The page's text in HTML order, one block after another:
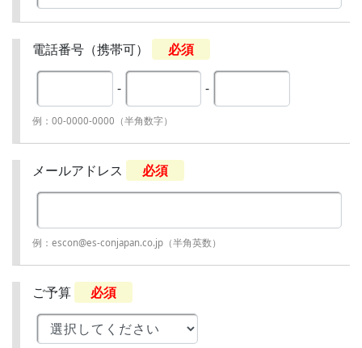
電話番号（携帯可） 必須
- -
例：00-0000-0000（半角数字）
メールアドレス 必須
例：escon@es-conjapan.co.jp（半角英数）
ご予算 必須